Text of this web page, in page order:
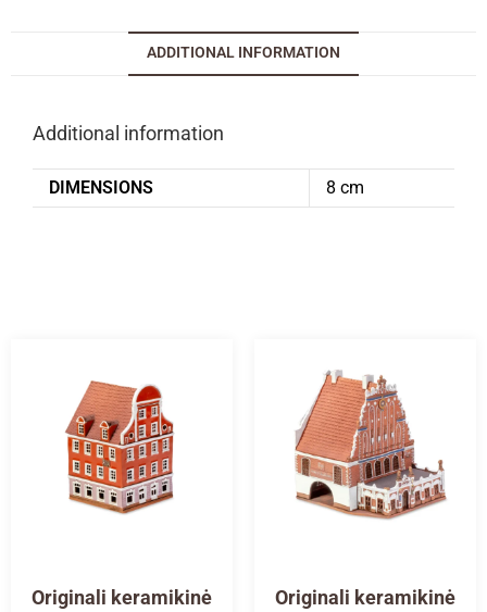
ADDITIONAL INFORMATION
Additional information
DIMENSIONS 8 cm
Originali keramikinė
Originali keramikinė